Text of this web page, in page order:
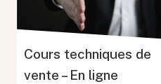
Cours techniques de
vente – En ligne